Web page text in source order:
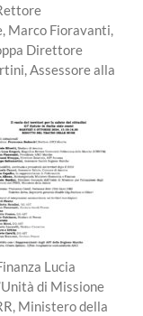
Marco Fioravanti,
Direttore
Assessore alla
Lucia
di Missione
Ministero della